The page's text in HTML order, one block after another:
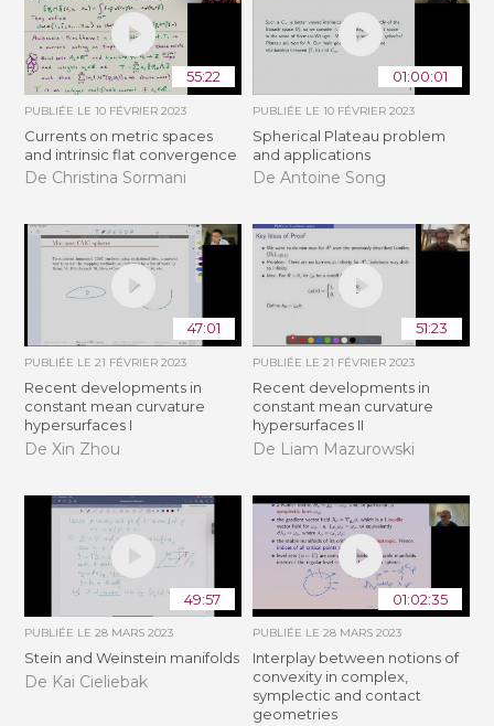
55:22
PUBLIÉE LE10 FÉVRIER 2023
Currents on metric spaces
and intrinsic flat convergence
De Christina Sormani
01:00:01
PUBLIÉE LE 10 FÉVRIER 2023
Spherical Plateau problem
and applications
De Antoine Song
47:01
PUBLIÉE LE21 FÉVRIER 2023
Recent developments in
constant mean curvature
hypersurfaces I
De Xin Zhou
51:23
PUBLIÉE LE 21 FÉVRIER 2023
Recent developments in
constant mean curvature
hypersurfaces II
De Liam Mazurowski
49:57
PUBLIÉE LE28 MARS 2023
Stein and Weinstein manifolds
De Kai Cieliebak
01:02:35
PUBLIÉE LE 28 MARS 2023
Interplay between notions of
convexity in complex,
symplectic and contact
geometries